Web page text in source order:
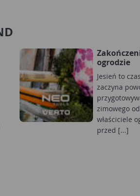
ogrodzie
Jesień to
zaczyna
zimowego
właściciele
przed [...]